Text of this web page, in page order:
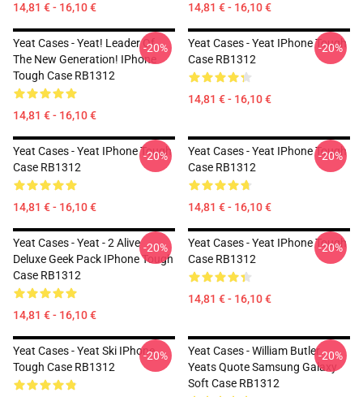
14,81 € - 16,10 € 14,81 € - 16,10 €
Yeat Cases - Yeat! Leader Of
The New Generation! IPhone
Tough Case RB1312
14,81 € - 16,10 €
-20%
Yeat Cases - Yeat IPhone Tough
Case RB1312
14,81 € - 16,10 €
-20%
Yeat Cases - Yeat IPhone Tough
Case RB1312
14,81 € - 16,10 €
-20%
Yeat Cases - Yeat IPhone Tough
Case RB1312
14,81 € - 16,10 €
-20%
Yeat Cases - Yeat - 2 Alive
Deluxe Geek Pack IPhone Tough
Case RB1312
14,81 € - 16,10 €
-20%
Yeat Cases - Yeat IPhone Tough
Case RB1312
14,81 € - 16,10 €
-20%
Yeat Cases - Yeat Ski IPhone
Tough Case RB1312
-20%
Yeat Cases - William Butler
Yeats Quote Samsung Galaxy
Soft Case RB1312
-20%